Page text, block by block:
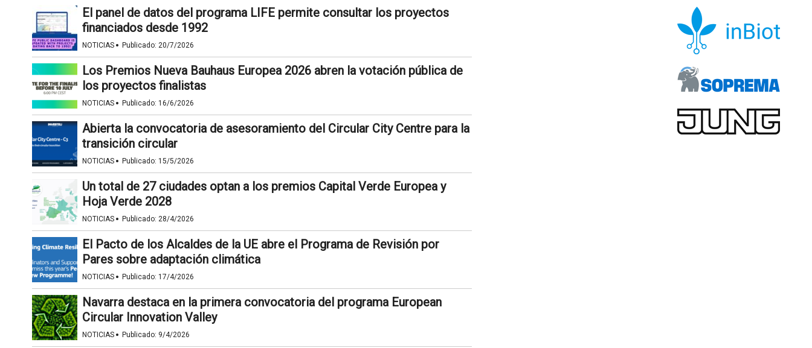
El panel de datos del programa LIFE permite consultar los proyectos
financiados desde 1992
NOTICIAS · Publicado: 20/7/2026
Los Premios Nueva Bauhaus Europea 2026 abren la votación pública de
los proyectos finalistas
NOTICIAS · Publicado: 16/6/2026
Abierta la convocatoria de asesoramiento del Circular City Centre para la
transición circular
NOTICIAS · Publicado: 15/5/2026
Un total de 27 ciudades optan a los premios Capital Verde Europea y
Hoja Verde 2028
NOTICIAS · Publicado: 28/4/2026
El Pacto de los Alcaldes de la UE abre el Programa de Revisión por
Pares sobre adaptación climática
NOTICIAS · Publicado: 17/4/2026
Navarra destaca en la primera convocatoria del programa European
Circular Innovation Valley
NOTICIAS · Publicado: 9/4/2026